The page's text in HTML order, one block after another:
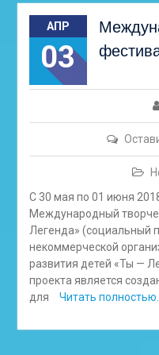
АПР
03
С 30 мая по 01 июня 2018
Международный
Легенда» (социальный
некоммерческой
развития детей «Ты —
проекта является
для
Читать полностью…